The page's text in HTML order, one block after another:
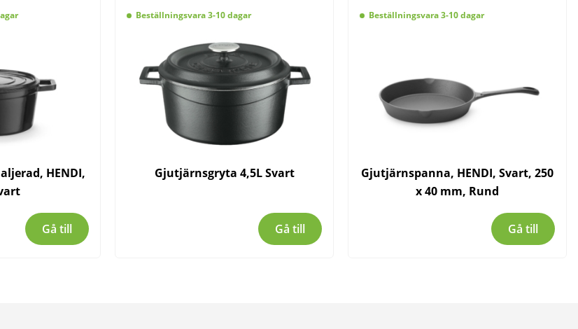
HENDI,
Gå till
Beställningsvara 3-10 dagar
Gjutjärnsgryta 4,5L Svart
Gå till
Beställningsvara 3-10 dagar
Gjutjärnspanna, HENDI, Svart, 250
x 40 mm, Rund
Gå till